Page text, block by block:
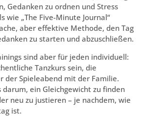
Gedanken zu ordnen und Stress
wie „The Five-Minute Journal“
aber effektive Methode, den Tag
zu starten und abzuschließen.
sind aber für jeden individuell:
Tanzkurs sein, die
der Spieleabend mit der Familie.
darum, ein Gleichgewicht zu finden
neu zu justieren – je nachdem, wie
ist.